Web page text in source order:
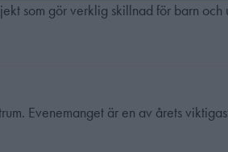
som gör verklig skillnad för barn och
Evenemanget är en av årets